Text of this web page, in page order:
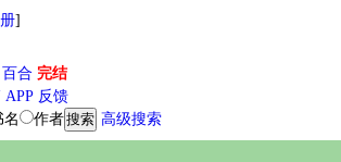
]
百合 完结
APP 反馈
名
作者
高级搜索